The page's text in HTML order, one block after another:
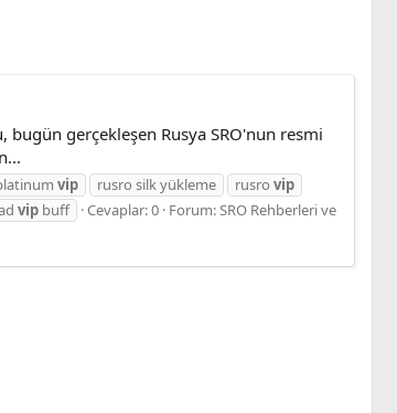
bugün gerçekleşen Rusya SRO'nun resmi
vip rusro silk yükleme rusro vip
vip buff Cevaplar: 0 Forum: SRO Rehberleri ve